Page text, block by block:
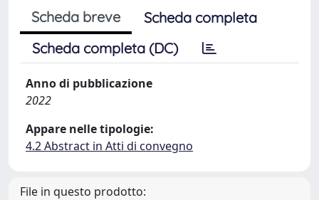
Scheda breve
Scheda completa
Scheda completa (DC)
Anno di pubblicazione
2022
Appare nelle tipologie:
4.2 Abstract in Atti di convegno
File in questo prodotto: